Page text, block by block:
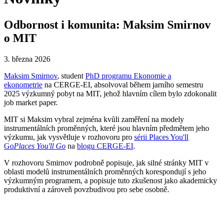
Odbornost i komunita: Maksim Smirnov
o MIT
3. března 2026
Maksim Smirnov, student PhD programu Ekonomie a
ekonometrie na CERGE-EI, absolvoval během jarního semestru
2025 výzkumný pobyt na MIT, jehož hlavním cílem bylo zdokonalit
job market paper.
MIT si Maksim vybral zejména kvůli zaměření na modely
instrumentálních proměnných, které jsou hlavním předmětem jeho
výzkumu, jak vysvětluje v rozhovoru pro sérii Places You'll
GoPlaces You'll Go na blogu CERGE-EI.
V rozhovoru Smirnov podrobně popisuje, jak silné stránky MIT v
oblasti modelů instrumentálních proměnných korespondují s jeho
výzkumným programem, a popisuje tuto zkušenost jako akademicky
produktivní a zároveň povzbudivou pro sebe osobně.